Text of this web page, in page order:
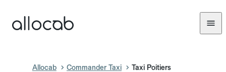
Allocab Commander Taxi Taxi Poitiers